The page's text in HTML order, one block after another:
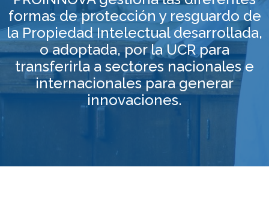
formas de protección y resguardo de
la Propiedad Intelectual desarrollada,
o adoptada, por la UCR para
transferirla a sectores nacionales e
internacionales para generar
innovaciones.